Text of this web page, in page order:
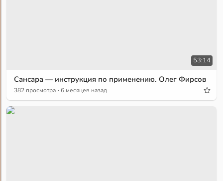
53:14
Сансара — инструкция по применению. Олег Фирсов
382 просмотра · 6 месяцев назад